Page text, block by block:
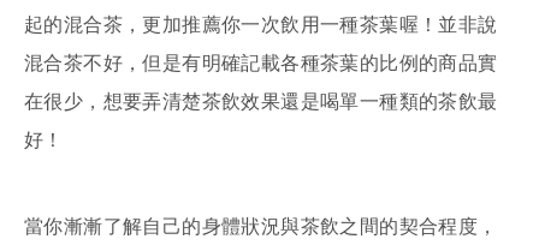
起的混合茶，更加推薦你一次飲用一種茶葉喔！並非說
混合茶不好，但是有明確記載各種茶葉的比例的商品實
在很少，想要弄清楚茶飲效果還是喝單一種類的茶飲最
好！
當你漸漸了解自己的身體狀況與茶飲之間的契合程度，